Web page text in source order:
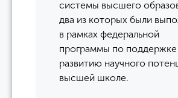
системы высшего
два из которых были
в рамках федеральной
программы по
развитию научного
высшей школе.